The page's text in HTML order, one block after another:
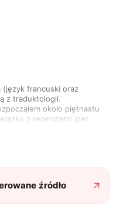
(język francuski oraz
z traduktologii.
około piętnastu
z recenzjami gier
publikuję
związane z nauką
sport.
źródło